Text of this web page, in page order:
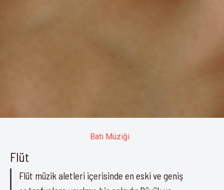
Batı Müziği
Flüt
Flüt müzik aletleri içerisinde en eski ve geniş